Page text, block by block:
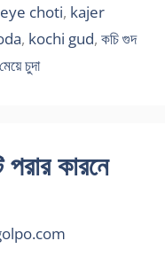
choti, kajer
, kochi gud, কচি গুদ
চুদা
কারনে